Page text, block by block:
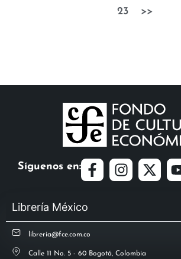
23
>>
Síguenos en:
Librería México
libreria@fce.com.co
Calle 11 No. 5 - 60 Bogotá, Colombia